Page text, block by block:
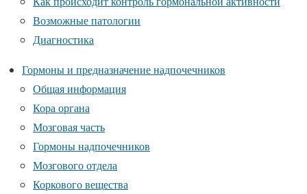
Возможные патологии
Диагностика
Гормоны и предназначение надпочечников
Общая информация
Кора органа
Мозговая часть
Гормоны надпочечников
Мозгового отдела
Коркового вещества